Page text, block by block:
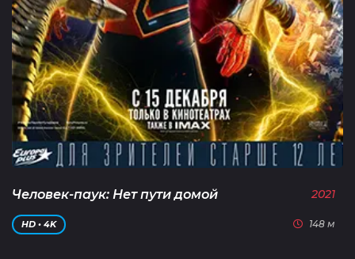
Человек-паук: Нет пути домой 2021
HD • 4K 148 м